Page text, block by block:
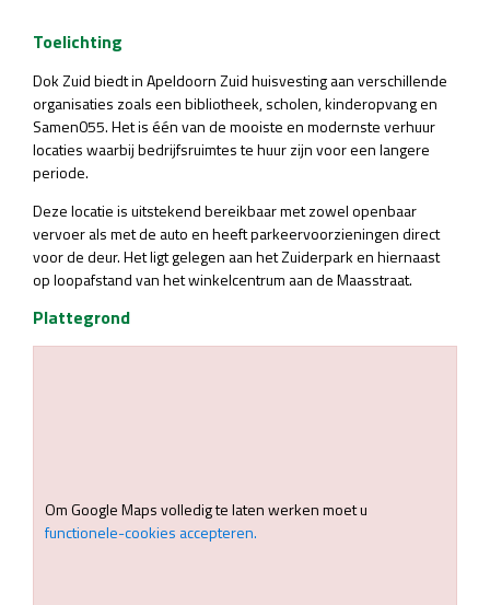
Toelichting
Dok Zuid biedt in Apeldoorn Zuid huisvesting aan verschillende
organisaties zoals een bibliotheek, scholen, kinderopvang en
Samen055. Het is één van de mooiste en modernste verhuur
locaties waarbij bedrijfsruimtes te huur zijn voor een langere
periode.
Deze locatie is uitstekend bereikbaar met zowel openbaar
vervoer als met de auto en heeft parkeervoorzieningen direct
voor de deur. Het ligt gelegen aan het Zuiderpark en hiernaast
op loopafstand van het winkelcentrum aan de Maasstraat.
Plattegrond
Om Google Maps volledig te laten werken moet u
functionele-cookies accepteren.